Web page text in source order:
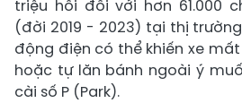
triệu hồi đối với hơn 61.000
(đời 2019 - 2023) tại thị
động điện có thể khiến xe
hoặc tự lăn bánh ngoài ý
cài số P (Park).